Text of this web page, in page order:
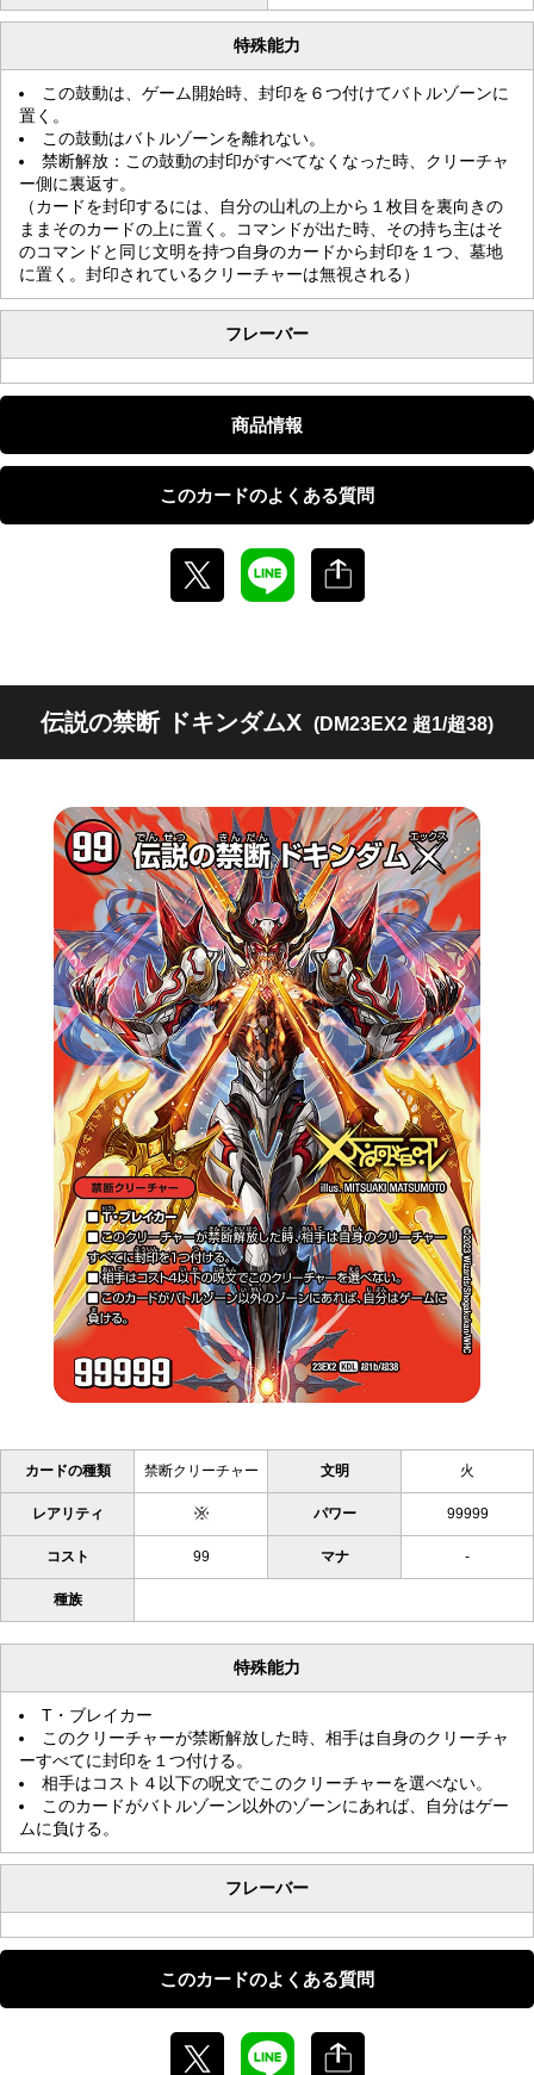
特殊能力
この鼓動は、ゲーム開始時、封印を６つ付けてバトルゾーンに
置く。
この鼓動はバトルゾーンを離れない。
禁断解放：この鼓動の封印がすべてなくなった時、クリーチャ
ー側に裏返す。
（カードを封印するには、自分の山札の上から１枚目を裏向きの
ままそのカードの上に置く。コマンドが出た時、その持ち主はそ
のコマンドと同じ文明を持つ自身のカードから封印を１つ、墓地
に置く。封印されているクリーチャーは無視される）
フレーバー
商品情報
このカードのよくある質問
伝説の禁断 ドキンダムX (DM23EX2 超1/超38)
カードの種類 禁断クリーチャー 文明 火
レアリティ パワー 99999
コスト 99 マナ -
種族
特殊能力
T・ブレイカー
このクリーチャーが禁断解放した時、相手は自身のクリーチャ
ーすべてに封印を１つ付ける。
相手はコスト４以下の呪文でこのクリーチャーを選べない。
このカードがバトルゾーン以外のゾーンにあれば、自分はゲー
ムに負ける。
フレーバー
このカードのよくある質問